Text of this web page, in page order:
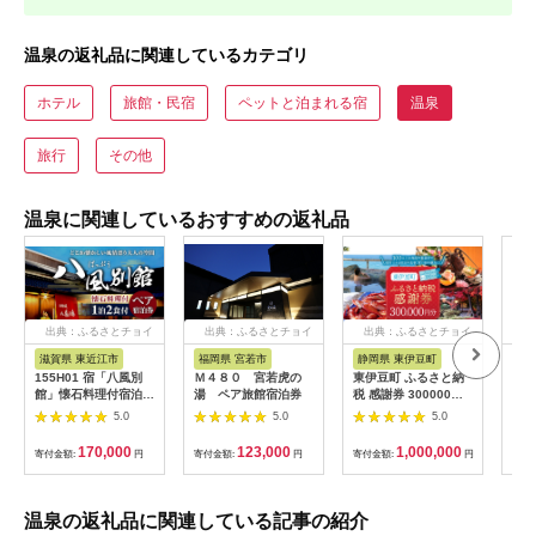
温泉の返礼品に関連しているカテゴリ
ホテル 旅館・民宿 ペットと泊まれる宿 温泉
旅行 その他
温泉に関連しているおすすめの返礼品
出典：ふるさとチョイ
滋賀県 東近江市
155H01 宿「八風別
館」懐石料理付宿泊ペ
アチケット[髙島屋選
5.0
寄付金額: 170,000 円
出典：ふるさとチョイ
福岡県 宮若市
Ｍ４８０ 宮若虎の
湯 ペア旅館宿泊券
5.0
寄付金額: 123,000 円
出典：ふるさとチョイ
静岡県 東伊豆町
東伊豆町 ふるさと納
税 感謝券 300000円
1080 ／ 静岡県 旅行
宿泊 食事 観光 チケッ
ト クーポン 補助 リフ
ォーム ホテル 動物園
海鮮 みかん 金目鯛 稲
5.0
寄付金額: 1,000,000 円
温泉の返礼品に関連している記事の紹介